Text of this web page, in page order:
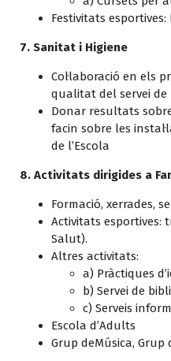
Festivitats esportives:
7. Sanitat i Higiene
Col·laboració en els
qualitat del servei de
Donar resultats
facin sobre les
de l’Escola
8. Activitats dirigides a
Formació, xerrades,
Activitats esportives:
Salut).
Altres activitats:
a) Pràctiques
b) Servei de
c) Serveis
Escola d’Adults
Grup deMúsica, Grup